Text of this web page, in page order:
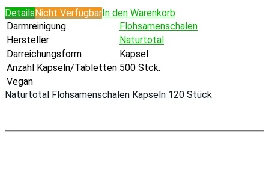
DetailsNicht VerfügbarIn den Warenkorb
Darmreinigung
Flohsamenschalen
Hersteller
Naturtotal
Darreichungsform
Kapsel
Anzahl Kapseln/Tabletten 500 Stck.
Vegan
Naturtotal Flohsamenschalen Kapseln 120 Stück